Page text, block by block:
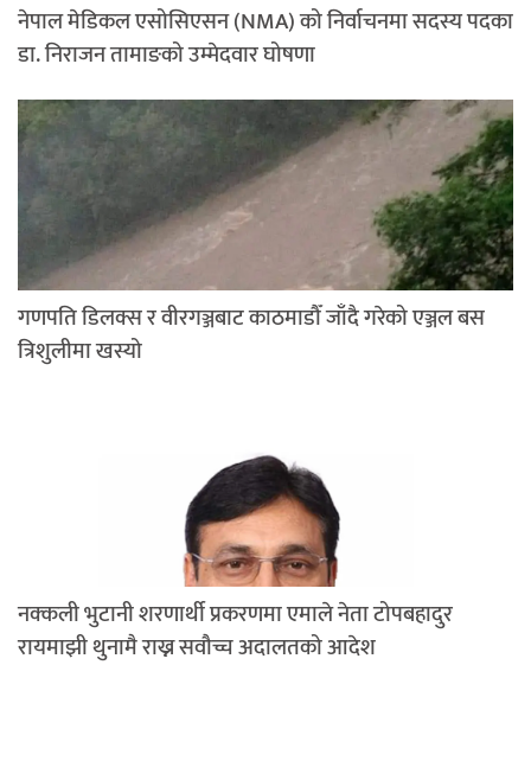
नेपाल मेडिकल एसोसिएसन (NMA) को निर्वाचनमा सदस्य पदका
डा. निराजन तामाङको उम्मेदवार घोषणा
गणपति डिलक्स र वीरगञ्जबाट काठमाडौँ जाँदै गरेको एञ्जल बस
त्रिशुलीमा खस्यो
नक्कली भुटानी शरणार्थी प्रकरणमा एमाले नेता टोपबहादुर
रायमाझी थुनामै राख्न सवौच्च अदालतको आदेश